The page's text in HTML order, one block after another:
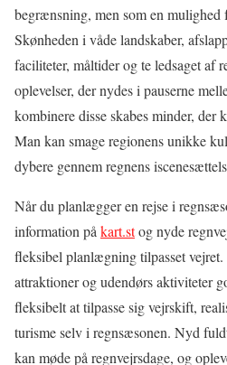
begrænsning, men som en mulighed
Skønheden i våde landskaber,
faciliteter, måltider og te ledsaget af
oplevelser, der nydes i pauserne
kombinere disse skabes minder, der
Man kan smage regionens unikke
dybere gennem regnens
Når du planlægger en rejse i
information påkart.stog nyde
fleksibel planlægning tilpasset
attraktioner og udendørs aktiviteter
fleksibelt at tilpasse sig vejrskift,
turisme selv i regnsæsonen. Nyd
kan møde på regnvejrsdage, og